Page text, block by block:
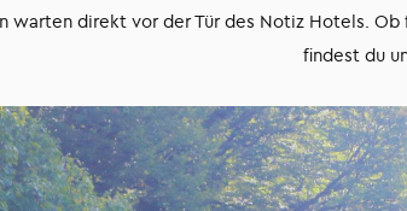
warten direkt vor der Tür des Notiz Hotels.
findest du